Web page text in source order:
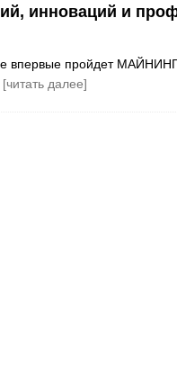
инноваций и
впервые пройдет
[читать далее]